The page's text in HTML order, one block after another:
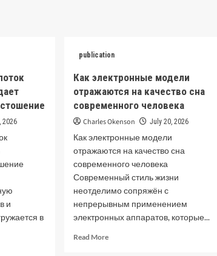
2026
и
в
publication
Как электронные модели
отражаются на качество сна
современного человека
Charles Okenson July 20, 2026
Как электронные модели
отражаются на качество сна
современного человека
Современный стиль жизни
неотделимо сопряжён с
непрерывным применением
электронных аппаратов, которые...
Read MoreRead